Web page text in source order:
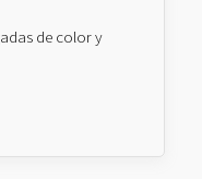
de color y